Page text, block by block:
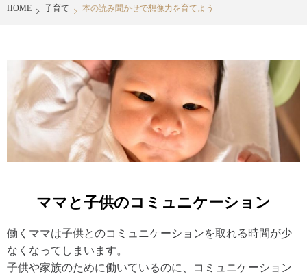
HOME 子育て 本の読み聞かせで想像力を育てよう
ママと子供のコミュニケーション
働くママは子供とのコミュニケーションを取れる時間が少
なくなってしまいます。
子供や家族のために働いているのに、コミュニケーション